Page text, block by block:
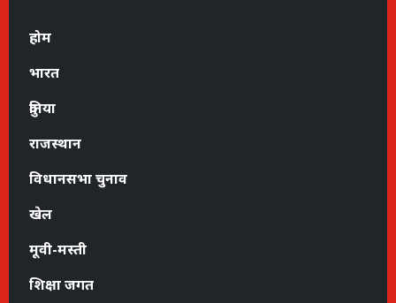
होम
भारत
दुनिया
राजस्थान
विधानसभा चुनाव
खेल
मूवी-मस्ती
शिक्षा जगत